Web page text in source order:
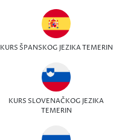
KURS ŠPANSKOG JEZIKA TEMERIN
KURS SLOVENAČKOG JEZIKA
TEMERIN